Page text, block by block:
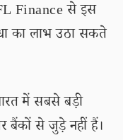
Finance से इस
का लाभ उठा सकते
में सबसे बड़ी
बैंकों से जुड़े नहीं हैं।